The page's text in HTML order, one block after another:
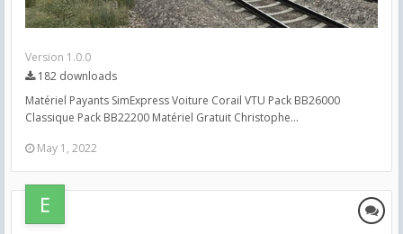
Version 1.0.0
182 downloads
Matériel Payants SimExpress Voiture Corail VTU Pack BB26000
Classique Pack BB22200 Matériel Gratuit Christophe...
May 1, 2022